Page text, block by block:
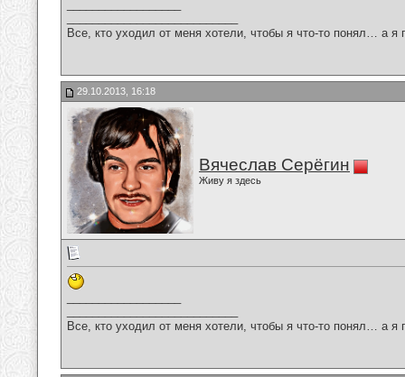
Все, кто уходил от меня хотели, чтобы я что-то понял… а
29.10.2013, 16:18
Вячеслав Серёгин
Живу я здесь
Все, кто уходил от меня хотели, чтобы я что-то понял… а